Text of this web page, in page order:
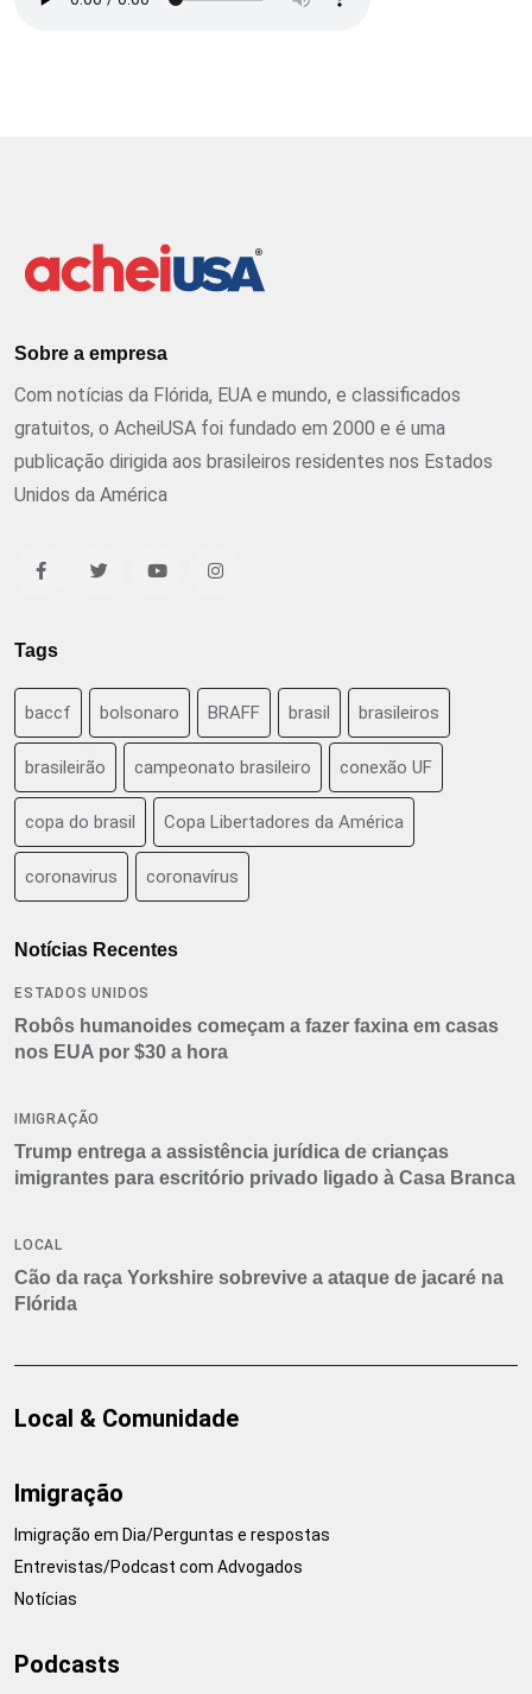
Sobre a empresa
Com notícias da Flórida, EUA e mundo, e classificados
gratuitos, o AcheiUSA foi fundado em 2000 e é uma
publicação dirigida aos brasileiros residentes nos Estados
Unidos da América
Tags
baccf bolsonaro BRAFF brasil brasileiros
brasileirão campeonato brasileiro conexão UF
copa do brasil Copa Libertadores da América
coronavirus coronavírus
Notícias Recentes
ESTADOS UNIDOS
Robôs humanoides começam a fazer faxina em casas
nos EUA por $30 a hora
IMIGRAÇÃO
Trump entrega a assistência jurídica de crianças
imigrantes para escritório privado ligado à Casa Branca
LOCAL
Cão da raça Yorkshire sobrevive a ataque de jacaré na
Flórida
Local & Comunidade
Imigração
Imigração em Dia/Perguntas e respostas
Entrevistas/Podcast com Advogados
Notícias
Podcasts